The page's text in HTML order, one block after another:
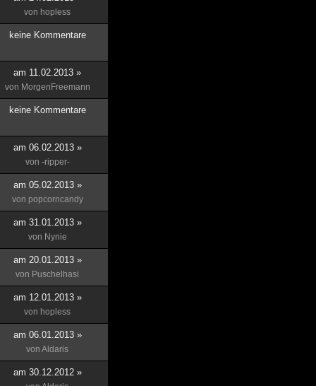
von hopless
keine Kommentare
am 11.02.2013 »
von MorgenFreemann
keine Kommentare
am 06.02.2013 »
von -ripper-
am 05.02.2013 »
von popcorncandy
am 31.01.2013 »
von Nynie
am 20.01.2013 »
von Puschelhasi
am 12.01.2013 »
von hopless
am 06.01.2013 »
von Aldaris
am 30.12.2012 »